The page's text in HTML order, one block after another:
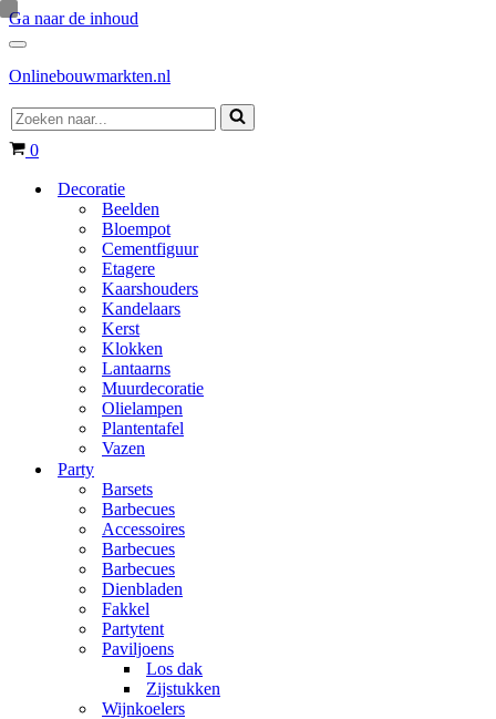
Ga naar de inhoud
Navigatie
Menu
Onlinebouwmarkten.nl
Zoeken
naar...
Winkelwagen
0
Decoratie
Beelden
Bloempot
Cementfiguur
Etagere
Kaarshouders
Kandelaars
Kerst
Klokken
Lantaarns
Muurdecoratie
Olielampen
Plantentafel
Vazen
Party
Barsets
Barbecues
Accessoires
Barbecues
Barbecues
Dienbladen
Fakkel
Partytent
Paviljoens
Los dak
Zijstukken
Wijnkoelers